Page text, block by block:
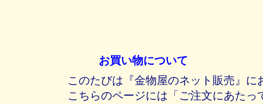
お買い物について
このたびは『金物屋のネット販売』
こちらのページには「ご注文にあた